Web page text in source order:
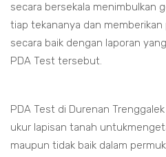
secara bersekala menimbulkan
tiap tekananya dan
secara baik dengan laporan
PDA Test tersebut.
PDA Test di Durenan
ukur lapisan tanah
maupun tidak baik dalam